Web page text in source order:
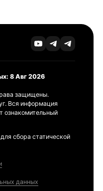
8 Авг 2026
защищены.
Вся информация
ознакомительный
сбора статической
данных